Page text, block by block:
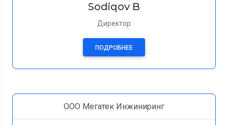
Sodiqov B
Директор
ПОДРОБНЕЕ
ООО Мегатек Инжиниринг